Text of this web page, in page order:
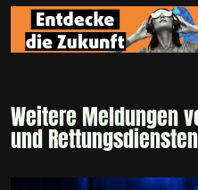
Weitere Meldungen
und Rettungsdiensten